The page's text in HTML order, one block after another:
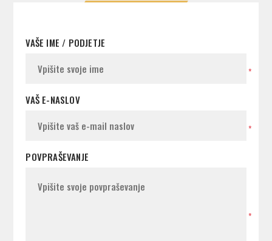
VAŠE IME / PODJETJE
*
VAŠ E-NASLOV
*
POVPRAŠEVANJE
*